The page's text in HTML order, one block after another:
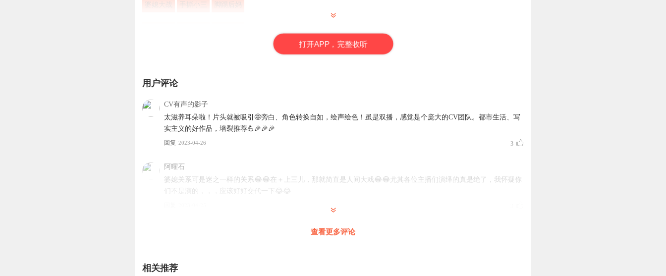
婆媳大战 手撕小三 脚踢后妈
温馨提示
作者简介
打开APP，完整收听
用户评论
CV有声的影子
太滋养耳朵啦！片头就被吸引🤩旁白、角色转换自如，绘声绘色！虽是双播，感觉是个庞大的CV团队。都市生活、写
实主义的好作品，墙裂推荐💪🎉🎉🎉
回复 2023-04-26 3
阿曜石
婆媳关系可是迷之一样的关系😂😂在＋上三儿，那就简直是人间大戏😂😂尤其各位主播们演绎的真是绝了，我怀疑你
们不是演的，，，应该好好交代一下😂😂
查看更多评论
相关推荐